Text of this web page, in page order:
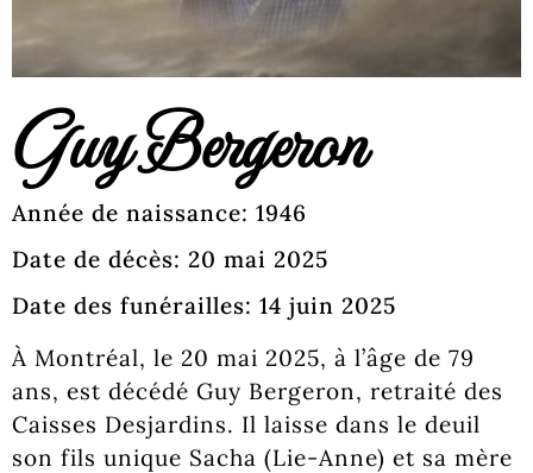
Guy Bergeron
Année de naissance: 1946
Date de décès: 20 mai 2025
Date des funérailles: 14 juin 2025
À Montréal, le 20 mai 2025, à l’âge de 79
ans, est décédé Guy Bergeron, retraité des
Caisses Desjardins. Il laisse dans le deuil
son fils unique Sacha (Lie-Anne) et sa mère